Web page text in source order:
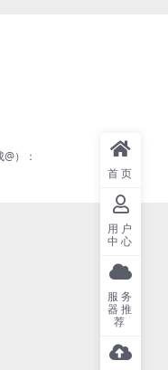
）：
首页
用户
中心
服务
器推
荐